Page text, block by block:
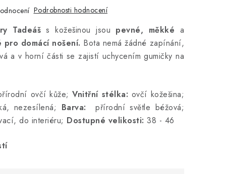
Podrobnosti hodnocení
Tadeášs kožešinou jsou pevné, měkké a
domácí nošení. Bota nemá žádné zapínání,
a v horní části se zajistí uchycením gumičky na
ovčí kůže;Vnitřní stélka: ovčí kožešina;
nezesílená; Barva:
přírodní světle béžová;
do interiéru; Dostupné velikosti: 38 - 46